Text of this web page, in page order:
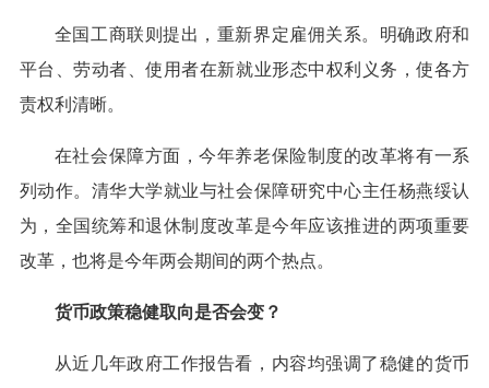
全国工商联则提出，重新界定雇佣关系。明确政府和
平台、劳动者、使用者在新就业形态中权利义务，使各方
责权利清晰。
在社会保障方面，今年养老保险制度的改革将有一系
列动作。清华大学就业与社会保障研究中心主任杨燕绥认
为，全国统筹和退休制度改革是今年应该推进的两项重要
改革，也将是今年两会期间的两个热点。
货币政策稳健取向是否会变？
从近几年政府工作报告看，内容均强调了稳健的货币